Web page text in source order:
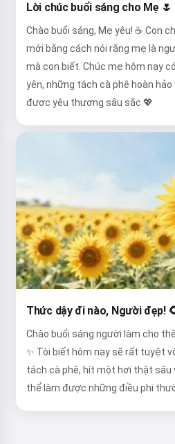
Lời chúc buổi sáng cho Mẹ 🌷
Chào buổi sáng, Mẹ yêu! ☕ Con
mới bằng cách nói rằng mẹ là
mà con biết. Chúc mẹ hôm nay
yên, những tách cà phê hoàn
được yêu thương sâu sắc 💖
Thức dậy đi nào, Người đẹp!
Chào buổi sáng người làm cho
✨ Tôi biết hôm nay sẽ rất tuyệt
tách cà phê, hít một hơi thật sâu
thể làm được những điều phi